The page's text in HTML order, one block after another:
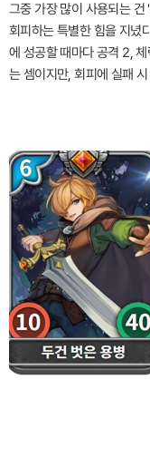
그중 가장 많이 사용되는
회피하는 특별한 힘을 지녔
에 성공할 때마다 공격 2,
는 셈이지만, 회피에 실패